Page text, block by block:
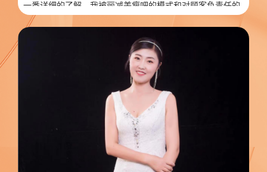
一番详细的了解，我被丽减美瘦吧的模式和对顾客负责任的
理念所打动，于是加入团队努力学习成为了一名优秀的区域
经理。